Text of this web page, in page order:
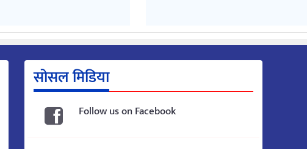
सोसल मिडिया
Follow us on Facebook